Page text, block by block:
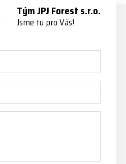
Tým JPJ Forest s.r.o.
Jsme tu pro Vás!